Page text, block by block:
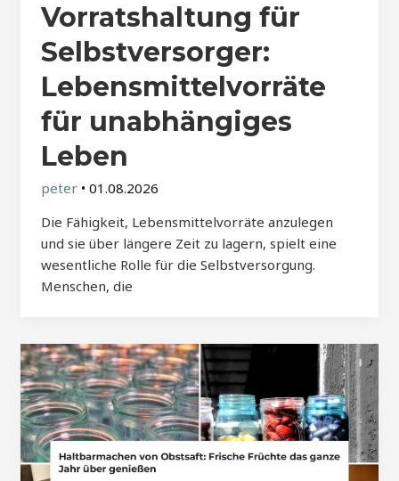
Vorratshaltung für
Selbstversorger:
Lebensmittelvorräte
für unabhängiges
Leben
peter • 01.08.2026
Die Fähigkeit, Lebensmittelvorräte anzulegen
und sie über längere Zeit zu lagern, spielt eine
wesentliche Rolle für die Selbstversorgung.
Menschen, die